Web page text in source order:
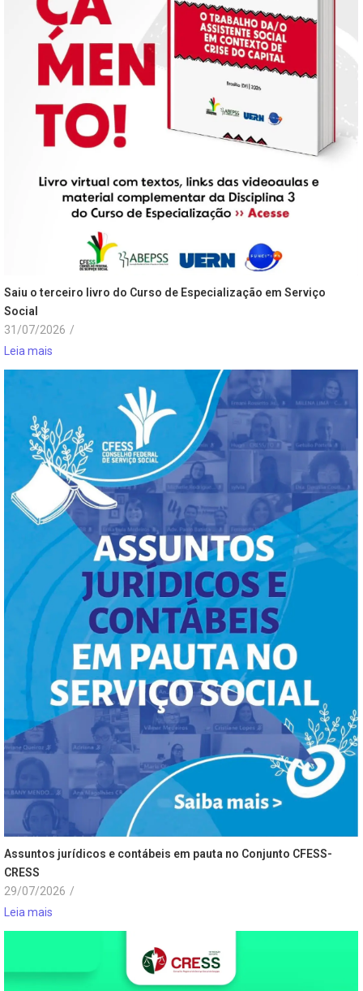
Saiu o terceiro livro do Curso de Especialização em Serviço
Social
31/07/2026 /
Leia mais
Assuntos jurídicos e contábeis em pauta no Conjunto CFESS-
CRESS
29/07/2026 /
Leia mais